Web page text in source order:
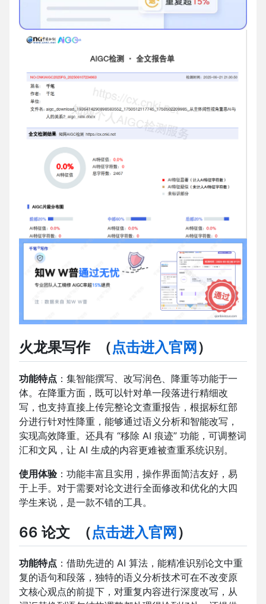
火龙果写作（点击进入官网 ）
功能特点 ：集智能撰写、改写润色、降重等功能于一
体。在降重方面，既可以针对单一段落进行精细改
写，也支持直接上传完整论文查重报告，根据标红部
分进行针对性降重，能够通过语义分析和智能改写，
实现高效降重。还具有 “移除 AI 痕迹” 功能，可调整词
汇和文风，让 AI 生成的内容更难被查重系统识别。
使用体验：功能丰富且实用，操作界面简洁友好，易
于上手。对于需要对论文进行全面修改和优化的大四
学生来说，是一款不错的工具。
66 论文 （点击进入官网）
功能特点 ：借助先进的 AI 算法，能精准识别论文中重
复的语句和段落，独特的语义分析技术可在不改变原
文核心观点的前提下，对重复内容进行深度改写，从